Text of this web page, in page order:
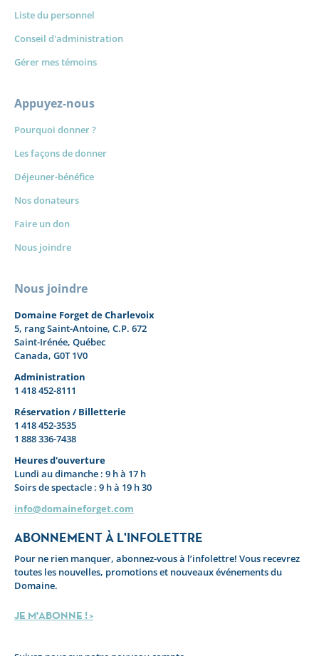
Nous joindre
Domaine Forget de Charlevoix
5, rang Saint-Antoine, C.P. 672
Saint-Irénée, Québec
Canada, G0T 1V0
Administration
1 418 452-8111
Réservation / Billetterie
1 418 452-3535
1 888 336-7438
Heures d'ouverture
Lundi au dimanche : 9 h à 17 h
Soirs de spectacle : 9 h à 19 h 30
info@domaineforget.com
ABONNEMENT À L'INFOLETTRE
Pour ne rien manquer, abonnez-vous à l’infolettre! Vous recevrez
toutes les nouvelles, promotions et nouveaux événements du
Domaine.
JE M'ABONNE ! >
Liste du personnel
Conseil d'administration
Gérer mes témoins
Appuyez-nous
Pourquoi donner ?
Les façons de donner
Déjeuner-bénéfice
Nos donateurs
Faire un don
Nous joindre